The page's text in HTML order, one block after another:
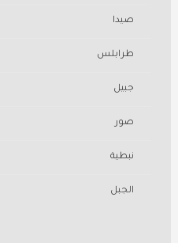
صيدا
طرابلس
جبيل
صور
نبطية
الجبل